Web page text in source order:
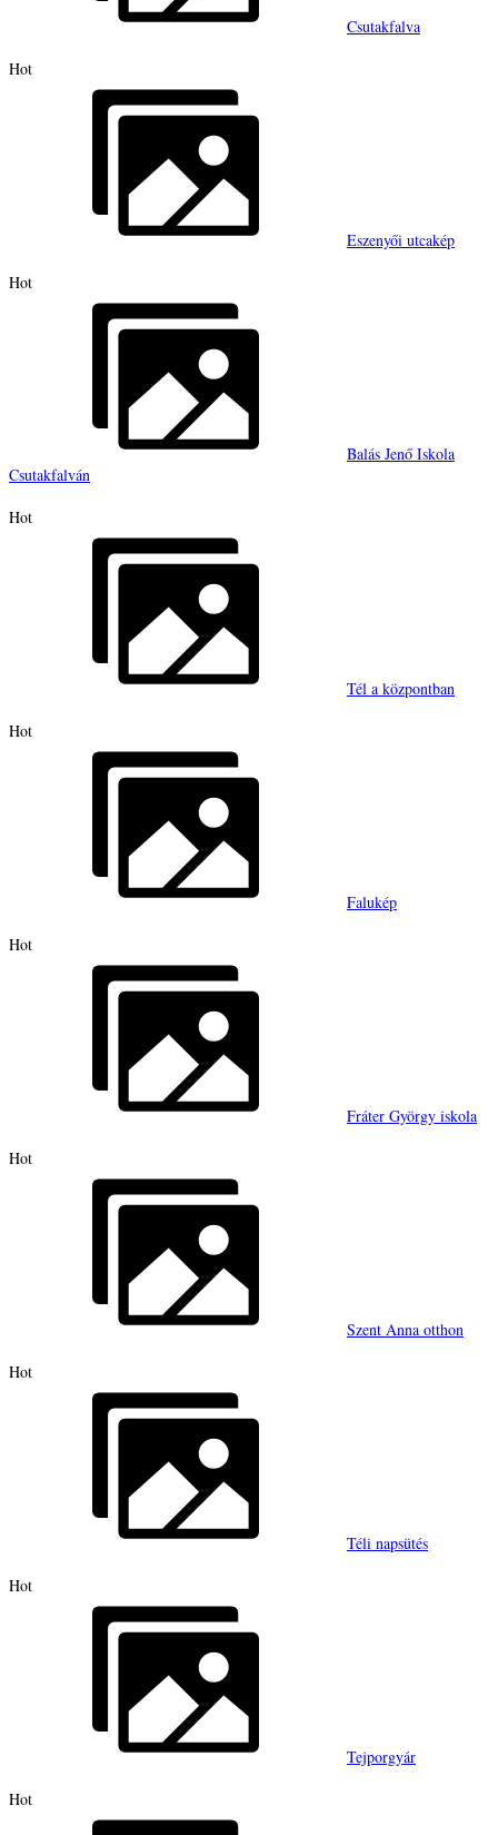
Csutakfalva
Hot
Eszenyői utcakép
Hot
Balás Jenő Iskola
Csutakfalván
Hot
Tél a központban
Hot
Falukép
Hot
Fráter György iskola
Hot
Szent Anna otthon
Hot
Téli napsütés
Hot
Tejporgyár
Hot